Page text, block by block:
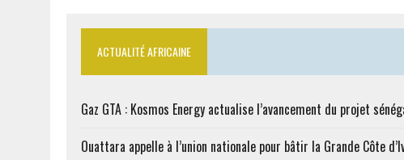
ACTUALITÉ AFRICAINE
Gaz GTA : Kosmos Energy actualise l’avancement du projet
Ouattara appelle à l’union nationale pour bâtir la Grande Côte